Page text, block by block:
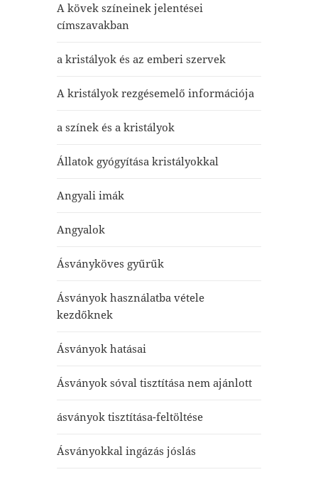
A kövek színeinek jelentései
címszavakban
a kristályok és az emberi szervek
A kristályok rezgésemelő információja
a színek és a kristályok
Állatok gyógyítása kristályokkal
Angyali imák
Angyalok
Ásványköves gyűrűk
Ásványok használatba vétele
kezdőknek
Ásványok hatásai
Ásványok sóval tisztítása nem ajánlott
ásványok tisztítása-feltöltése
Ásványokkal ingázás jóslás